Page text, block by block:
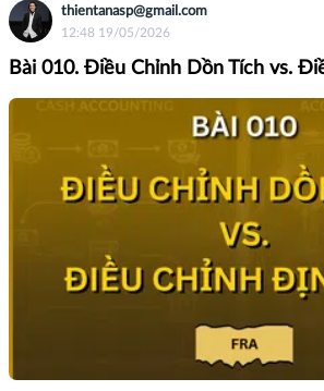
thientanasp@gmail.com
12:48 19/05/2026
Bài 010. Điều Chỉnh Dồn Tích vs.